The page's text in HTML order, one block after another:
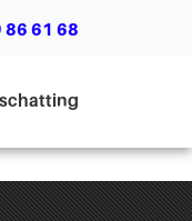
86 61 68